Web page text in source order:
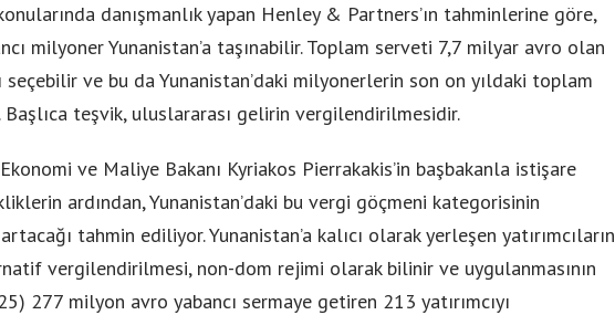
danışmanlık yapan Henley & Partners’ın tahminlerine göre,
milyoner Yunanistan’a taşınabilir. Toplam serveti 7,7 milyar avro olan
seçebilir ve bu da Yunanistan’daki milyonerlerin son on yıldaki toplam
Başlıca teşvik, uluslararası gelirin vergilendirilmesidir.
ve Maliye Bakanı Kyriakos Pierrakakis’in başbakanla istişare
ardından, Yunanistan’daki bu vergi göçmeni kategorisinin
tahmin ediliyor. Yunanistan’a kalıcı olarak yerleşen yatırımcıların
vergilendirilmesi, non-dom rejimi olarak bilinir ve uygulanmasının
277 milyon avro yabancı sermaye getiren 213 yatırımcıyı